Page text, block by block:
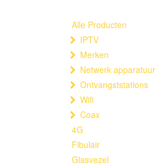
Alle Producten
IPTV
Merken
Netwerk apparatuur
Ontvangststations
Wifi
Coax
4G
Fibulair
Glasvezel